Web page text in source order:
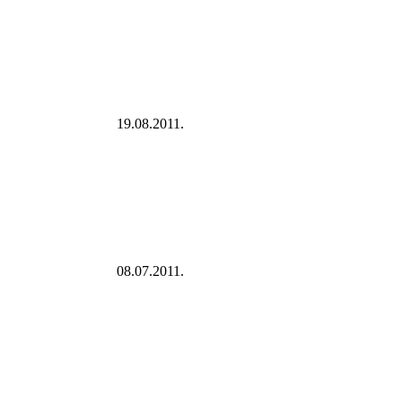
19.08.2011.
08.07.2011.